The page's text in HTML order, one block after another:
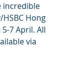
incredible
Hong
7 April. All
via